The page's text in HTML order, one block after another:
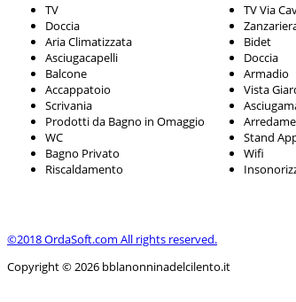
TV
Doccia
Aria Climatizzata
Asciugacapelli
Balcone
Accappatoio
Scrivania
Prodotti da Bagno in Omaggio
WC
Bagno Privato
Riscaldamento
TV Via
Bidet
Doccia
Armadio
Vista
Stand
Wifi
©2018 OrdaSoft.com All rights reserved.
Copyright © 2026 bblanonninadelcilento.it